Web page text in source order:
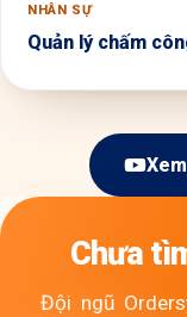
NHÂN SỰ
Quản lý chấm
Chưa
Đội ngũ